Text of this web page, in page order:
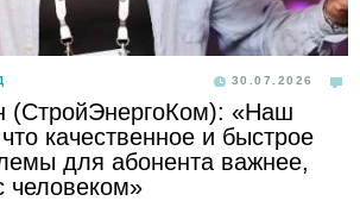
30.07.2026
(СтройЭнергоКом): «Наш
качественное и быстрое
для абонента важнее,
человеком»